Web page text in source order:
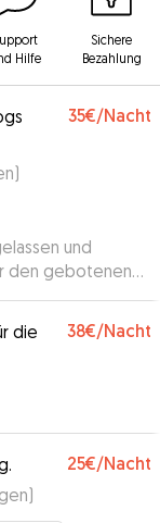
Hilfe
Sichere
Bezahlung
35€/Nacht
)
und
den gebotenen
sein. Nala ist wie
uns das sehr
während als
und
hatte eine sehr
auf jeden Fall
die
38€/Nacht
25€/Nacht
)